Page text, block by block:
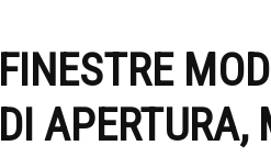
FINESTRE
DI APERTURA,